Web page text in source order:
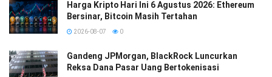
Harga Kripto Hari Ini 6 Agustus 2026: Ethereum
Bersinar, Bitcoin Masih Tertahan
2026-08-07 0
Gandeng JPMorgan, BlackRock Luncurkan
Reksa Dana Pasar Uang Bertokenisasi